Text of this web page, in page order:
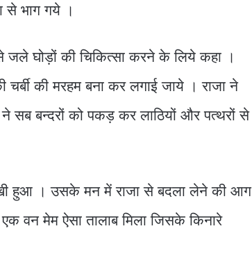
भाग गये ।
जले घोड़ों की चिकित्सा करने के लिये कहा ।
चर्बी की मरहम बना कर लगाई जाये । राजा ने
ने सब बन्दरों को पकड़ कर लाठियों और पत्थरों से
हुआ । उसके मन में राजा से बदला लेने की आग
वन मेम ऐसा तालाब मिला जिसके किनारे